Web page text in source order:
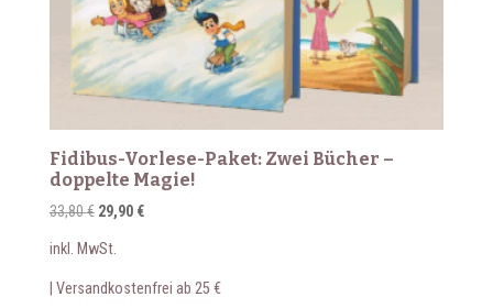
Fidibus-Vorlese-Paket: Zwei Bücher –
doppelte Magie!
33,80€ Ursprünglicher
33,80 €
29,90 €Aktueller
29,90 €.
inkl. MwSt.
| Versandkostenfrei ab 25 €